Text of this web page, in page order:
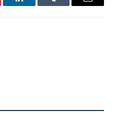
LinkedInTumblr Email